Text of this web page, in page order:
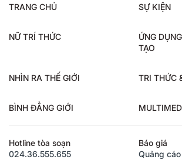
TRANG CHỦ SỰ KIỆN
NỮ TRÍ THỨC
ỨNG
TẠO
NHÌN RA THẾ GIỚI TRI THỨC
BÌNH ĐẲNG GIỚI
Hotline tòa soạn
024.36.555.655
Báo giá
Quảng cáo